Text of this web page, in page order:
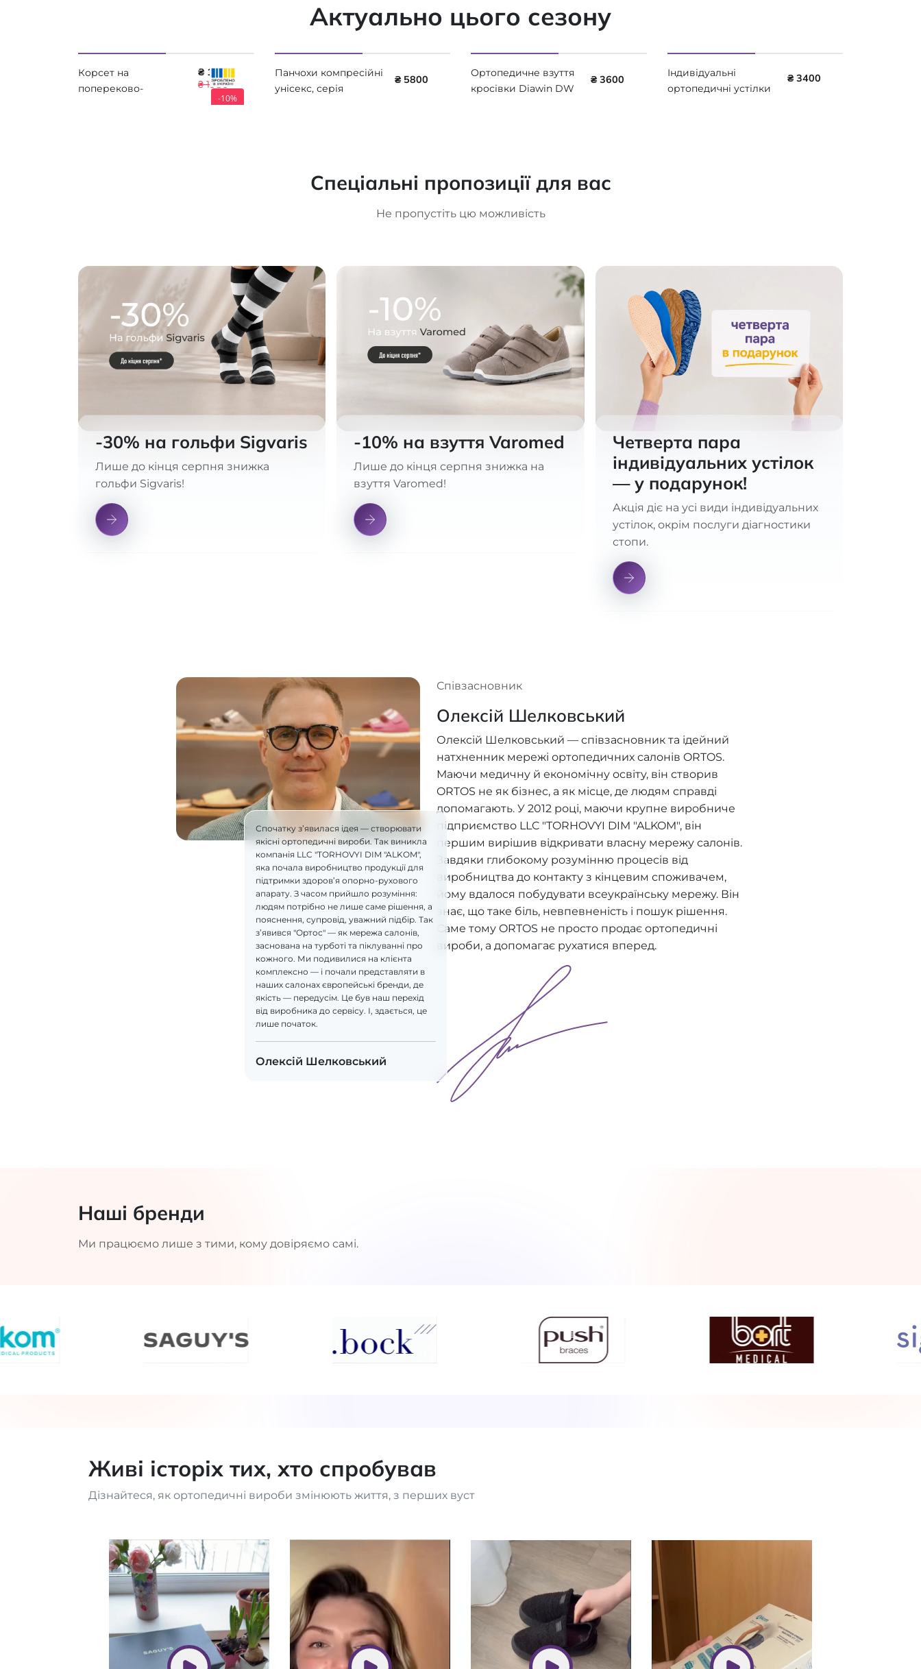
Актуально цього сезону
-10%
Корсет на
попереково-
₴ 1782
₴ 1980
Панчохи компресійні
унісекс, серія
₴ 5800
Ортопедичне взуття
кросівки Diawin DW
₴ 3600
Індивідуальні
ортопедичні устілки
₴ 3400
Спеціальні пропозиції для вас
Не пропустіть цю можливість
-30% на гольфи Sigvaris
Лише до кінця серпня знижка
гольфи Sigvaris!
-10% на взуття Varomed
Лише до кінця серпня знижка на
взуття Varomed!
Четверта пара
індивідуальних устілок
— у подарунок!
Акція діє на усі види індивідуальних
устілок, окрім послуги діагностики
стопи.
Спочатку з’явилася ідея — створювати
якісні ортопедичні вироби. Так виникла
компанія LLC "TORHOVYI DIM "ALKOM",
яка почала виробництво продукції для
підтримки здоров’я опорно-рухового
апарату. З часом прийшло розуміння:
людям потрібно не лише саме рішення, а
пояснення, супровід, уважний підбір. Так
з’явився "Ортос" — як мережа салонів,
заснована на турботі та піклуванні про
кожного. Ми подивилися на клієнта
комплексно — і почали представляти в
наших салонах європейські бренди, де
якість — передусім. Це був наш перехід
від виробника до сервісу. І, здається, це
лише початок.
Олексій Шелковський
Співзасновник
Олексій Шелковський
Олексій Шелковський — співзасновник та ідейний
натхненник мережі ортопедичних салонів ORTOS.
Маючи медичну й економічну освіту, він створив
ORTOS не як бізнес, а як місце, де людям справді
допомагають. У 2012 році, маючи крупне виробниче
підприємство LLC "TORHOVYI DIM "ALKOM", він
першим вирішив відкривати власну мережу салонів.
Завдяки глибокому розумінню процесів від
виробництва до контакту з кінцевим споживачем,
йому вдалося побудувати всеукраїнську мережу. Він
знає, що таке біль, невпевненість і пошук рішення.
Саме тому ORTOS не просто продає ортопедичні
вироби, а допомагає рухатися вперед.
Наші бренди
Ми працюємо лише з тими, кому довіряємо самі.
Живі історіх тих, хто спробував
Дізнайтеся, як ортопедичні вироби змінюють життя, з перших вуст